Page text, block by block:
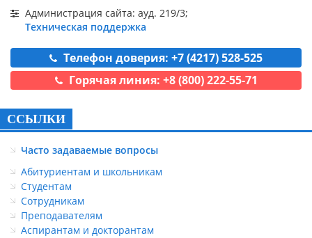
Администрация сайта: ауд. 219/3;
Техническая поддержка
Телефон доверия: +7 (4217) 528-525
Горячая линия: +8 (800) 222-55-71
ССЫЛКИ
Часто задаваемые вопросы
Абитуриентам и школьникам
Студентам
Сотрудникам
Преподавателям
Аспирантам и докторантам